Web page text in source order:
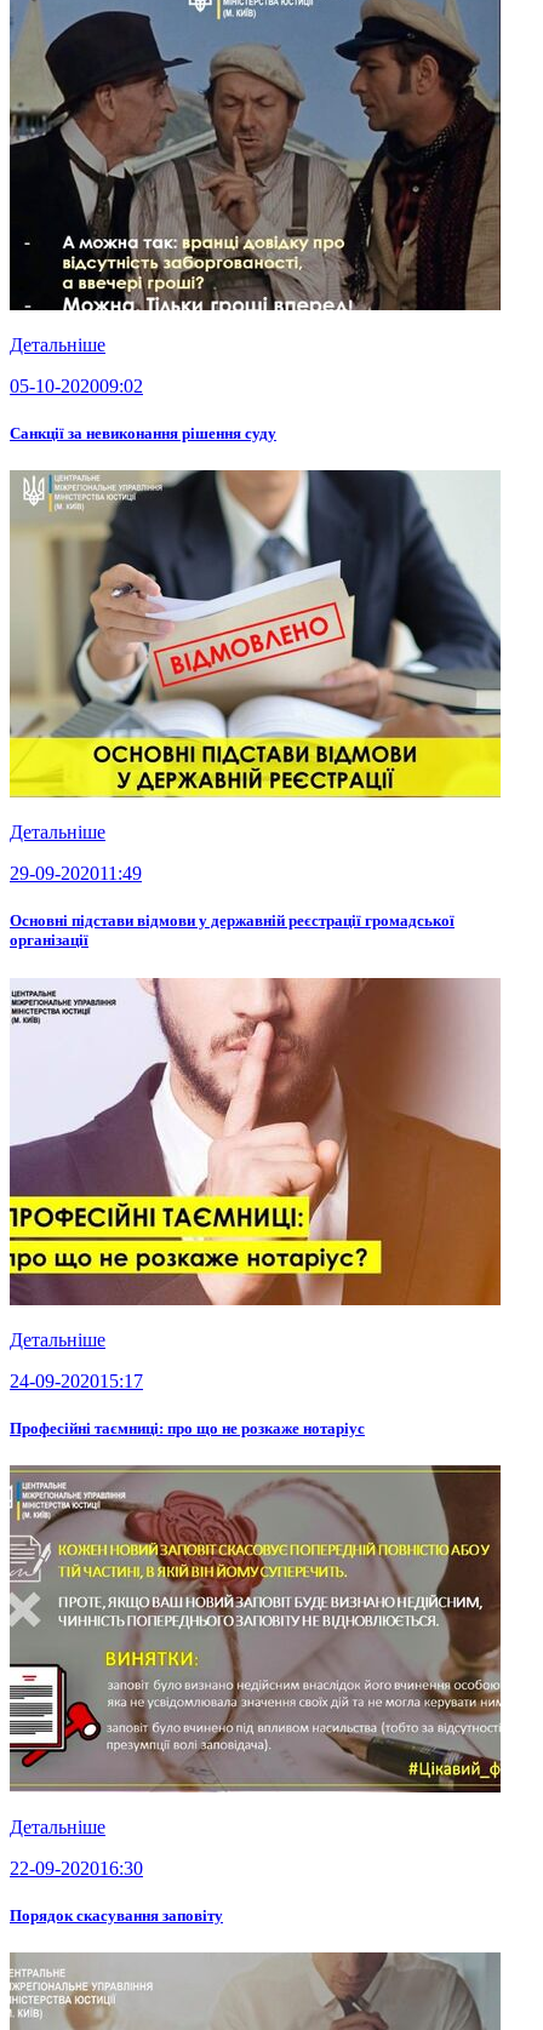
Детальніше
05-10-202009:02
Санкції за невиконання рішення суду
Детальніше
29-09-202011:49
Основні підстави відмови у державній реєстрації громадської
організації
Детальніше
24-09-202015:17
Професійні таємниці: про що не розкаже нотаріус
Детальніше
22-09-202016:30
Порядок скасування заповіту